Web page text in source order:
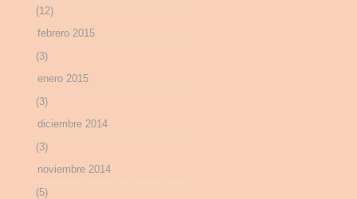
(12)
febrero 2015
(3)
enero 2015
(3)
diciembre 2014
(3)
noviembre 2014
(5)